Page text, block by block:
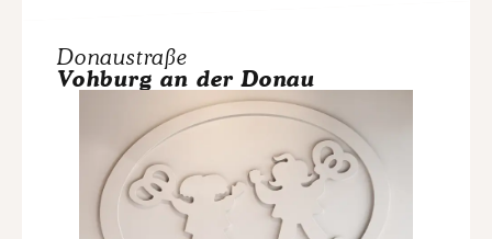
Donaustraße
Vohburg an der Donau